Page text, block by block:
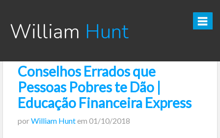
William Hunt
CURSO TESOURO DIRETO PRO
CURSO SEGREDOS DOS INVESTIMENTOS PARA INICIANTES
VÍDEOS
Conselhos Errados que
Pessoas Pobres te Dão |
Educação Financeira Express
porWilliam Huntem 01/10/2018